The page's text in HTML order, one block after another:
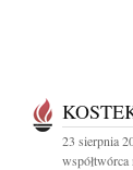
23 sierpnia
współtwórca